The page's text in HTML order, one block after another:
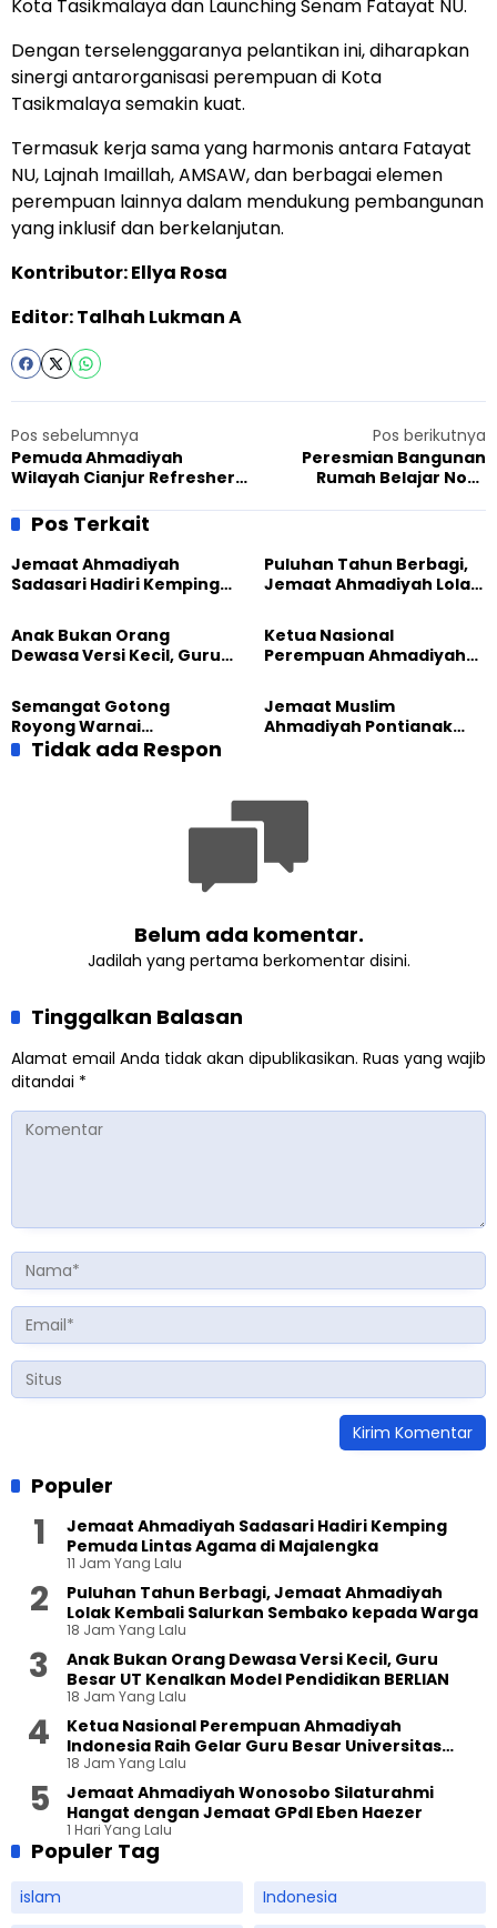
Kota Tasikmalaya dan Launching Senam Fatayat NU.
Dengan terselenggaranya pelantikan ini, diharapkan
sinergi antarorganisasi perempuan di Kota
Tasikmalaya semakin kuat.
Termasuk kerja sama yang harmonis antara Fatayat
NU, Lajnah Imaillah, AMSAW, dan berbagai elemen
perempuan lainnya dalam mendukung pembangunan
yang inklusif dan berkelanjutan.
Kontributor: Ellya Rosa
Editor: Talhah Lukman A
Pos sebelumnya
Pemuda Ahmadiyah
Wilayah Cianjur Refresher
Pengkhidmatan
Pos berikutnya
Peresmian Bangunan
Rumah Belajar Noor
Gunung Kidul
Pos Terkait
Jemaat Ahmadiyah
Sadasari Hadiri Kemping
Majalengka
Puluhan Tahun Berbagi,
Jemaat Ahmadiyah Lolak
Sembako kepada Warga
Anak Bukan Orang
Dewasa Versi Kecil, Guru
Pendidikan BERLIAN
Ketua Nasional
Perempuan Ahmadiyah
Besar Universitas
Terbuka
Semangat Gotong
Royong Warnai
Pembangunan Kembali
Jemaat Muslim
Ahmadiyah Pontianak
Tidak ada Respon
Belum ada komentar.
Jadilah yang pertama berkomentar disini.
Tinggalkan Balasan
Alamat email Anda tidak akan dipublikasikan. Ruas yang wajib
ditandai *
Populer
Jemaat Ahmadiyah Sadasari Hadiri Kemping
Pemuda Lintas Agama di Majalengka
11 Jam Yang Lalu
Puluhan Tahun Berbagi, Jemaat Ahmadiyah
Lolak Kembali Salurkan Sembako kepada Warga
18 Jam Yang Lalu
Anak Bukan Orang Dewasa Versi Kecil, Guru
Besar UT Kenalkan Model Pendidikan BERLIAN
18 Jam Yang Lalu
Ketua Nasional Perempuan Ahmadiyah
Indonesia Raih Gelar Guru Besar Universitas
Terbuka
18 Jam Yang Lalu
Jemaat Ahmadiyah Wonosobo Silaturahmi
Hangat dengan Jemaat GPdI Eben Haezer
1 Hari Yang Lalu
Populer Tag
islam
Indonesia